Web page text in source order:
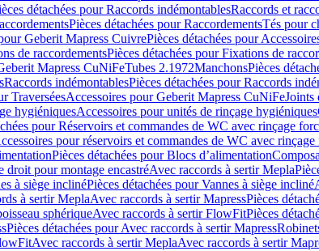
détachées pour Raccords indémontablesRaccords et
Pièces détachées pour RaccordementsTés pour
Geberit Mapress CuivrePièces détachées pour
de raccordementsPièces détachées pour Fixations de
Mapress CuNiFeTubes 2.1972ManchonsPièces
Raccords indémontablesPièces détachées pour Raccords
TraverséesAccessoires pour Geberit Mapress CuNiFeJoints
hygiéniquesAccessoires pour unités de rinçage hygiéniques
pour Réservoirs et commandes de WC avec rinçage
pour réservoirs et commandes de WC avec
Pièces détachées pour Blocs d’alimentation
droit pour montage encastréAvec raccords à sertir Mepla
à siège inclinéPièces détachées pour Vannes à siège incliné
à sertir MeplaAvec raccords à sertir MapressPièces
sphériqueAvec raccords à sertir FlowFitPièces
Pièces détachées pour Avec raccords à sertir Mapress
Avec raccords à sertir MeplaAvec raccords à sertir